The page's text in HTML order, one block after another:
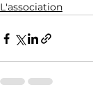
L'association